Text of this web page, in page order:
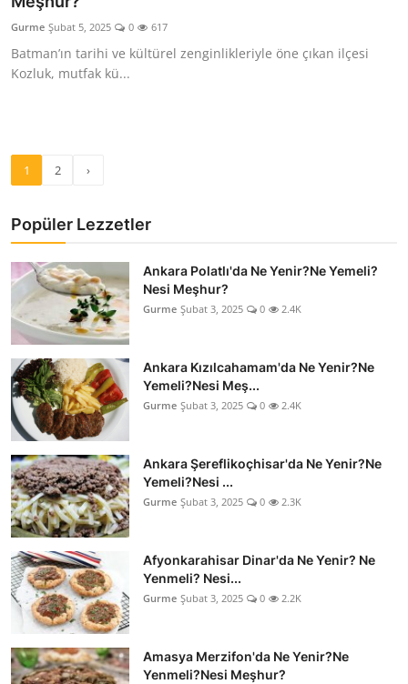
Gurme Şubat 5, 2025 0 617
Batman’ın tarihi ve kültürel zenginlikleriyle öne çıkan ilçesi
Kozluk, mutfak kü...
1 2 ›
Popüler Lezzetler
Ankara Polatlı'da Ne Yenir?Ne Yemeli?
Nesi Meşhur?
Gurme Şubat 3, 2025 0 2.4K
Ankara Kızılcahamam'da Ne Yenir?Ne
Yemeli?Nesi Meş...
Gurme Şubat 3, 2025 0 2.4K
Ankara Şereflikoçhisar'da Ne Yenir?Ne
Yemeli?Nesi ...
Gurme Şubat 3, 2025 0 2.3K
Afyonkarahisar Dinar'da Ne Yenir? Ne
Yenmeli? Nesi...
Gurme Şubat 3, 2025 0 2.2K
Amasya Merzifon'da Ne Yenir?Ne
Yenmeli?Nesi Meşhur?